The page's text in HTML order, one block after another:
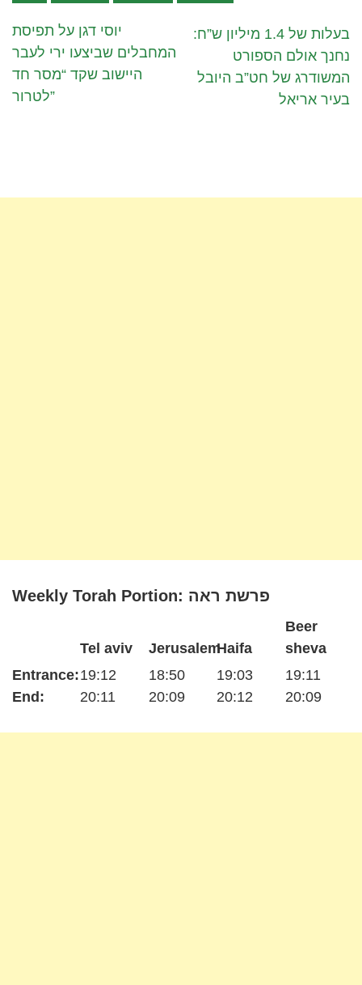
יוסי דגן על תפיסת
המחבלים שביצעו ירי לעבר
היישוב שקד “מסר חד
לטרור”
בעלות של 1.4 מיליון ש”ח:
נחנך אולם הספורט
המשודרג של חט”ב היובל
בעיר אריאל
Weekly Torah Portion: פרשת ראה
Entrance:
End:
Tel aviv
19:12
20:11
Jerusalem
18:50
20:09
Haifa
19:03
20:12
Beer
sheva
19:11
20:09